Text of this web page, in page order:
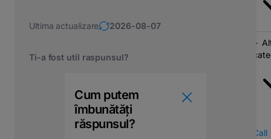
Call
Ultima actualizare 2026-08-07
Ti-a fost util raspunsul?
Cum putem
îmbunătăți
răspunsul?